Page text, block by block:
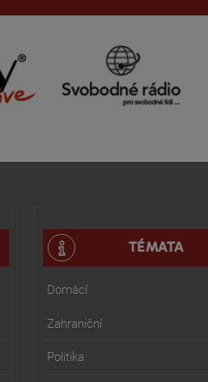
TÉMATA
Domácí
Zahraniční
Politika